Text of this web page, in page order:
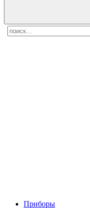
Приборы